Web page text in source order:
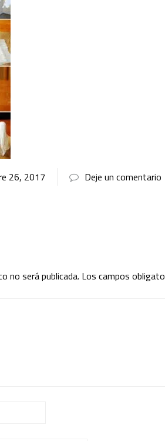
26, 2017 Deje un comentario
no será publicada. Los campos